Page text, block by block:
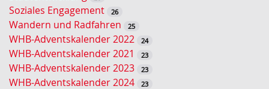
c
h
e
Soziales Engagement 26
Wandern und Radfahren 25
WHB-Adventskalender 2022 24
WHB-Adventskalender 2021 23
WHB-Adventskalender 2023 23
WHB-Adventskalender 2024 23